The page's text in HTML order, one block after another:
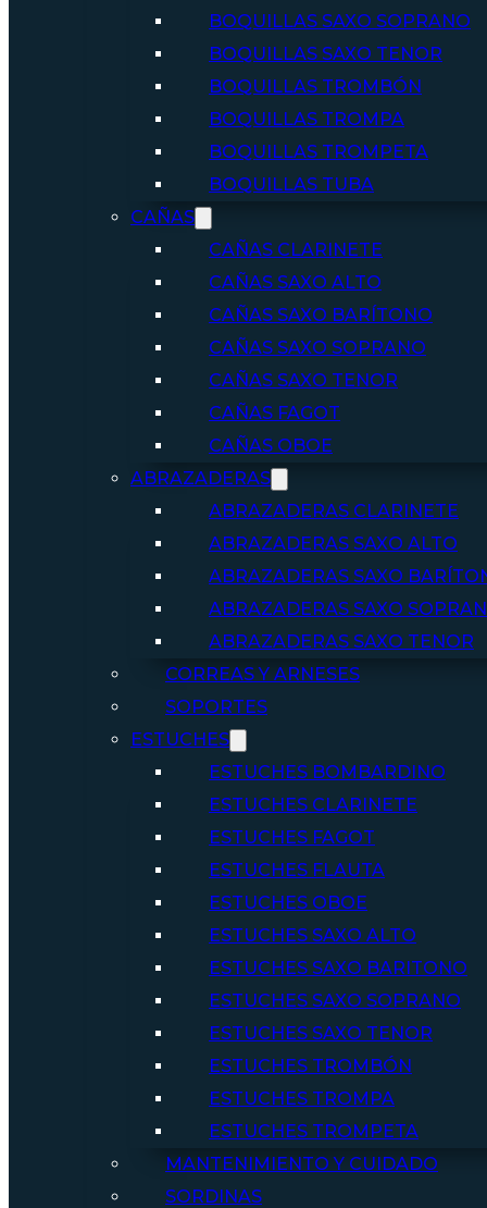
BOQUILLAS SAXO SOPRANO
BOQUILLAS SAXO TENOR
BOQUILLAS TROMBÓN
BOQUILLAS TROMPA
BOQUILLAS TROMPETA
BOQUILLAS TUBA
CAÑAS
CAÑAS CLARINETE
CAÑAS SAXO ALTO
CAÑAS SAXO BARÍTONO
CAÑAS SAXO SOPRANO
CAÑAS SAXO TENOR
CAÑAS FAGOT
CAÑAS OBOE
ABRAZADERAS
ABRAZADERAS CLARINETE
ABRAZADERAS SAXO ALTO
ABRAZADERAS SAXO
ABRAZADERAS SAXO
ABRAZADERAS SAXO TENOR
CORREAS Y ARNESES
SOPORTES
ESTUCHES
ESTUCHES BOMBARDINO
ESTUCHES CLARINETE
ESTUCHES FAGOT
ESTUCHES FLAUTA
ESTUCHES OBOE
ESTUCHES SAXO ALTO
ESTUCHES SAXO BARITONO
ESTUCHES SAXO SOPRANO
ESTUCHES SAXO TENOR
ESTUCHES TROMBÓN
ESTUCHES TROMPA
ESTUCHES TROMPETA
MANTENIMIENTO Y CUIDADO
SORDINAS